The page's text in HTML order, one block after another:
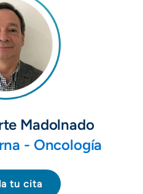
Madolnado
- Oncología
tu cita